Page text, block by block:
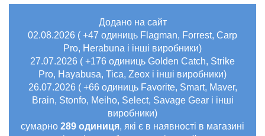
Додано на сайт
02.08.2026 ( +47 одиниць Flagman, Forrest, Carp
Pro, Herabuna і інші виробники)
27.07.2026 ( +176 одиниць Golden Catch, Strike
Pro, Hayabusa, Tica, Zeox і інші виробники)
26.07.2026 ( +66 одиниць Favorite, Smart, Maver,
Brain, Stonfo, Meiho, Select, Savage Gear і інші
виробники)
сумарно 289 одиниця, які є в наявності в магазині